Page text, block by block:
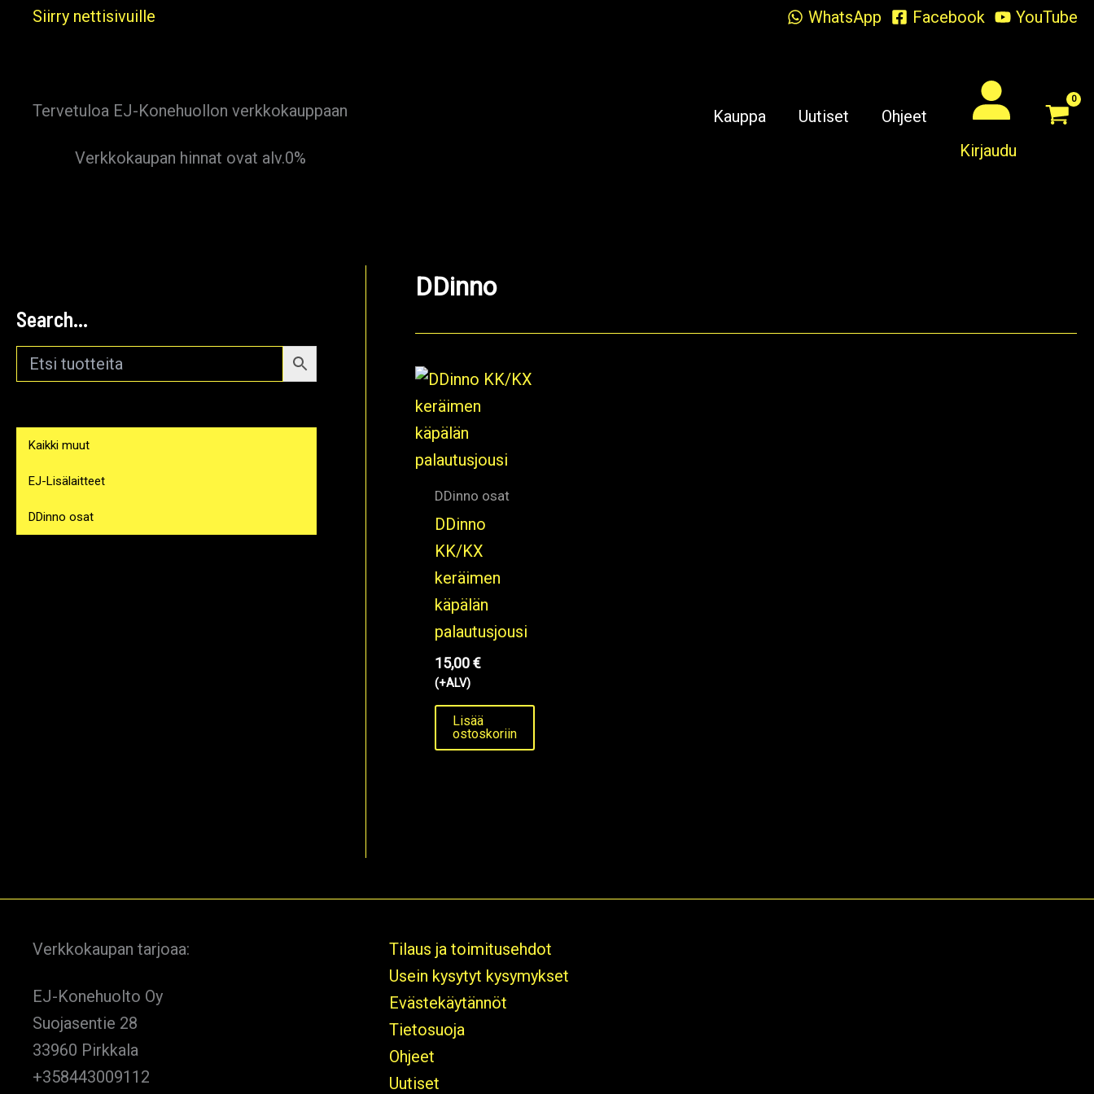
SiirrySiirry nettisivuille WhatsApp Facebook YouTube
Tervetuloa EJ-Konehuollon verkkokauppaan
Verkkokaupan hinnat ovat alv.0%
Kauppa Uutiset
Ohjeet
Kirjaudu
Search…
Kaikki muut
EJ-Lisälaitteet
DDinno osat
DDinno
DDinno osat
DDinno
KK/KX
keräimen
käpälän
palautusjousi
15,00€
(+ALV)
Lisää
ostoskoriin
Verkkokaupan tarjoaa:
EJ-Konehuolto Oy
Suojasentie 28
33960 Pirkkala
+358443009112
Tilaus ja toimitusehdot
Usein kysytyt kysymykset
Evästekäytännöt
Tietosuoja
Ohjeet
Uutiset